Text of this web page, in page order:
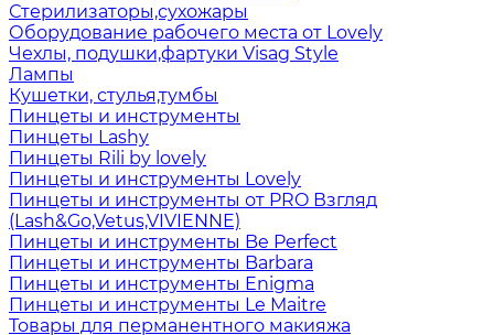
Стерилизаторы,сухожары
Оборудование рабочего места от Lovely
Чехлы, подушки,фартуки Visag Style
Лампы
Кушетки, стулья,тумбы
Пинцеты и инструменты
Пинцеты Lashy
Пинцеты Rili by lovely
Пинцеты и инструменты Lovely
Пинцеты и инструменты от PRO Взгляд
(Lash&Go,Vetus,VIVIENNE)
Пинцеты и инструменты Be Perfect
Пинцеты и инструменты Barbara
Пинцеты и инструменты Enigma
Пинцеты и инструменты Le Maitre
Товары для перманентного макияжа